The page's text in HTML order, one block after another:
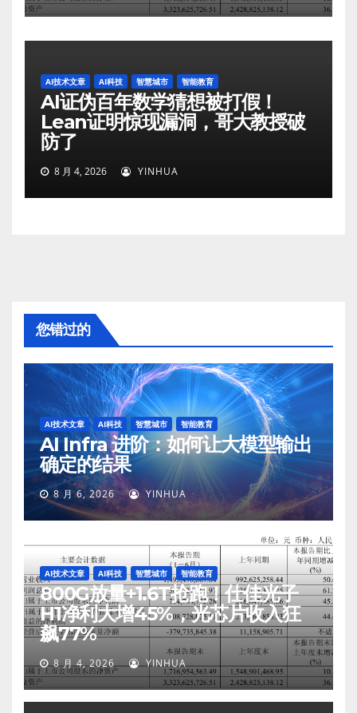
AI技术文章 AI科技 智慧城市 智能教育
AI证伪百年数学猜想被打假！
Lean证明惊现漏洞，哥大教授破
防了
8 月 4, 2026 YINHUA
您错过的
AI技术文章 AI科技 智慧城市 智能教育
AI Infra 进阶：如何让大模型输出
确定的结果
8 月 6, 2026 YINHUA
AI技术文章 AI科技 智慧城市 智能教育
800G放量+1.6T抢跑！仕佳光子
H1净利大增45%，光芯片收入狂
飙77%
8 月 4, 2026 YINHUA